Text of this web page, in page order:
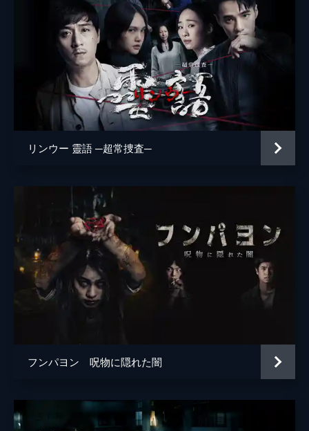
リンウー 靈語 ─超常捜査─
フンパヨン 呪物に隠れた闇